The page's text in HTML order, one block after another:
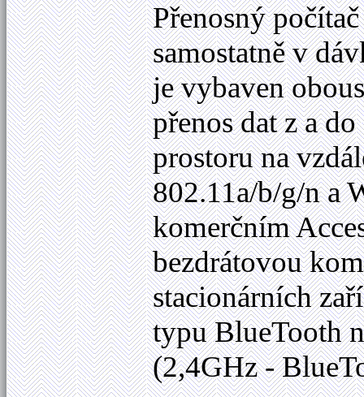
Přenosný
samostatně v
je vybaven
přenos dat z a
prostoru na
802.11a/b/g/n a
komerčním
bezdrátovou
stacionárních
typu BlueTooth
(2,4GHz -